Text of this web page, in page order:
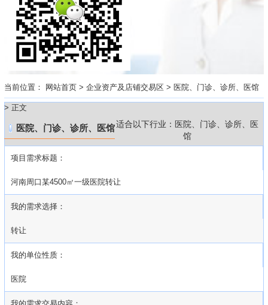
当前位置： 网站首页 > 企业资产及店铺交易区 > 医院、门诊、诊所、医馆
> 正文
医院、门诊、诊所、医馆适合以下行业：医院、门诊、诊所、医
馆
项目需求标题：
河南周口某4500㎡一级医院转让
我的需求选择：
转让
我的单位性质：
医院